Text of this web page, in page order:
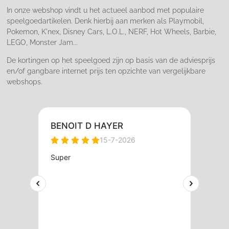
In onze webshop vindt u het actueel aanbod met populaire
speelgoedartikelen. Denk hierbij aan merken als Playmobil,
Pokemon, K'nex, Disney Cars, L.O.L., NERF, Hot Wheels, Barbie,
LEGO, Monster Jam...
De kortingen op het speelgoed zijn op basis van de adviesprijs
en/of gangbare internet prijs ten opzichte van vergelijkbare
webshops.